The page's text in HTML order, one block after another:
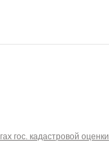
гос. кадастровой оценки